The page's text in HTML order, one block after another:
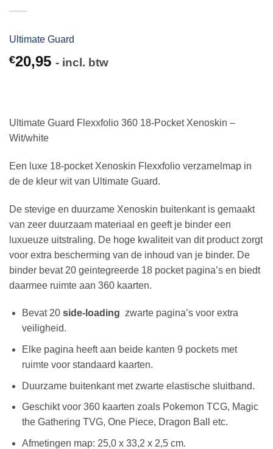
Ultimate Guard
€20,95 - incl. btw
Ultimate Guard Flexxfolio 360 18-Pocket Xenoskin –
Wit/white
Een luxe 18-pocket Xenoskin Flexxfolio verzamelmap in
de de kleur wit van Ultimate Guard.
De stevige en duurzame Xenoskin buitenkant is gemaakt
van zeer duurzaam materiaal en geeft je binder een
luxueuze uitstraling. De hoge kwaliteit van dit product zorgt
voor extra bescherming van de inhoud van je binder. De
binder bevat 20 geintegreerde 18 pocket pagina’s en biedt
daarmee ruimte aan 360 kaarten.
Bevat 20 side-loading zwarte pagina’s voor extra
veiligheid.
Elke pagina heeft aan beide kanten 9 pockets met
ruimte voor standaard kaarten.
Duurzame buitenkant met zwarte elastische sluitband.
Geschikt voor 360 kaarten zoals Pokemon TCG, Magic
the Gathering TVG, One Piece, Dragon Ball etc.
Afmetingen map: 25,0 x 33,2 x 2,5 cm.